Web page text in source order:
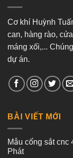
Cơ khí Huỳnh
can, hàng rào,
máng xối,...
dự án.
BÀI VIẾT MỚI
Mẫu cổng sắt cnc
Phát